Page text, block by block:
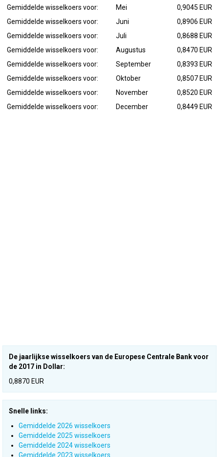
Gemiddelde wisselkoers voor:
Mei
0,9045 EUR
Gemiddelde wisselkoers voor:
Juni
0,8906 EUR
Gemiddelde wisselkoers voor:
Juli
0,8688 EUR
Gemiddelde wisselkoers voor:
Augustus
0,8470 EUR
Gemiddelde wisselkoers voor:
September
0,8393 EUR
Gemiddelde wisselkoers voor:
Oktober
0,8507 EUR
Gemiddelde wisselkoers voor:
November
0,8520 EUR
Gemiddelde wisselkoers voor:
December 0,8449 EUR
De jaarlijkse wisselkoers van de Europese Centrale Bank voor
de 2017 in Dollar:
0,8870 EUR
Snelle links:
Gemiddelde 2026 wisselkoers
Gemiddelde 2025 wisselkoers
Gemiddelde 2024 wisselkoers
Gemiddelde 2023 wisselkoers